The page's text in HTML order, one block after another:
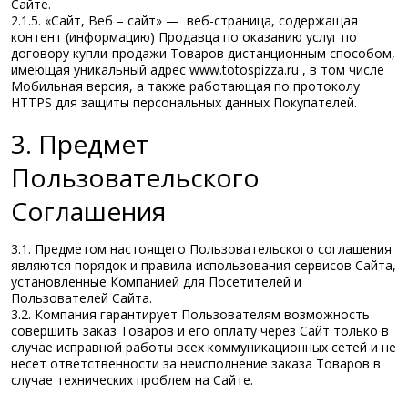
Сайте.
2.1.5. «Сайт, Веб – сайт» — веб-страница, содержащая
контент (информацию) Продавца по оказанию услуг по
договору купли-продажи Товаров дистанционным способом,
имеющая уникальный адрес www.totospizza.ru , в том числе
Мобильная версия, а также работающая по протоколу
HTTPS для защиты персональных данных Покупателей.
3. Предмет
Пользовательского
Соглашения
3.1. Предметом настоящего Пользовательского соглашения
являются порядок и правила использования сервисов Сайта,
установленные Компанией для Посетителей и
Пользователей Сайта.
3.2. Компания гарантирует Пользователям возможность
совершить заказ Товаров и его оплату через Сайт только в
случае исправной работы всех коммуникационных сетей и не
несет ответственности за неисполнение заказа Товаров в
случае технических проблем на Сайте.